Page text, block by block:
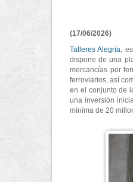
(17/06/2026)
Talleres Alegría,
dispone de una
mercancías por
ferroviarios, así
en el conjunto de
una inversión
mínima de 20